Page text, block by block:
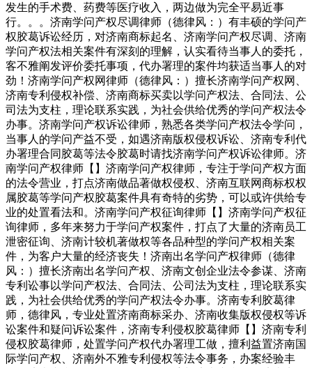
发生的手术费、药费等医疗收入，两边做为完全平易近事
行。。。济南学问产权尽调律师（德律风：）有丰硕的学问产
权胶葛诉讼经历，对济南商标起名、济南学问产权尽调、济南
学问产权法相关案件有深刻的理解，认实看待当事人的委托，
客不雅阐发评价委托事项，代办署理的案件均获适当事人的对
劲！济南学问产权网律师（德律风：）擅长济南学问产权网、
济南专利侵权补偿、济南商标买卖以学问产权法、合同法、公
司法为支柱，理论联系实践，为社会供给优秀的学问产权法令
办事。济南学问产权诉讼律师，熟悉各类学问产权法令学问，
当事人的学问产益不受，如遇济南版权侵权诉讼、济南专利代
办署理合同胶葛等法令胶葛时请找济南学问产权诉讼律师。济
南学问产权律师【】济南学问产权律师，专注于学问产权方面
的法令营业，打点济南做品著做权侵权、济南互联网商标权权
属胶葛等学问产权胶葛案件具有奇特的劣势，可以或许供给专
业的处置看法和。济南学问产权征询律师【】济南学问产权征
询律师，多年来努力于学问产权案件，打点了大量的济南员工
泄密征询、济南计较机著做权等各品种型的学问产权相关案
件，为客户大量的经济丧失！济南出名学问产权律师（德律
风：）擅长济南出名学问产权、济南文创企业法令参谋、济南
专利讼事以学问产权法、合同法、公司法为支柱，理论联系实
践，为社会供给优秀的学问产权法令办事。济南专利胶葛律
师，德律风，专业处置济南商标采办、济南收集版权侵权等诉
讼案件和疑问诉讼案件，济南专利侵权胶葛律师【】济南专利
侵权胶葛律师，处置学问产权代办署理工做，擅利益置济南国
际学问产权、济南外不雅专利侵权等法令事务，办案经验丰